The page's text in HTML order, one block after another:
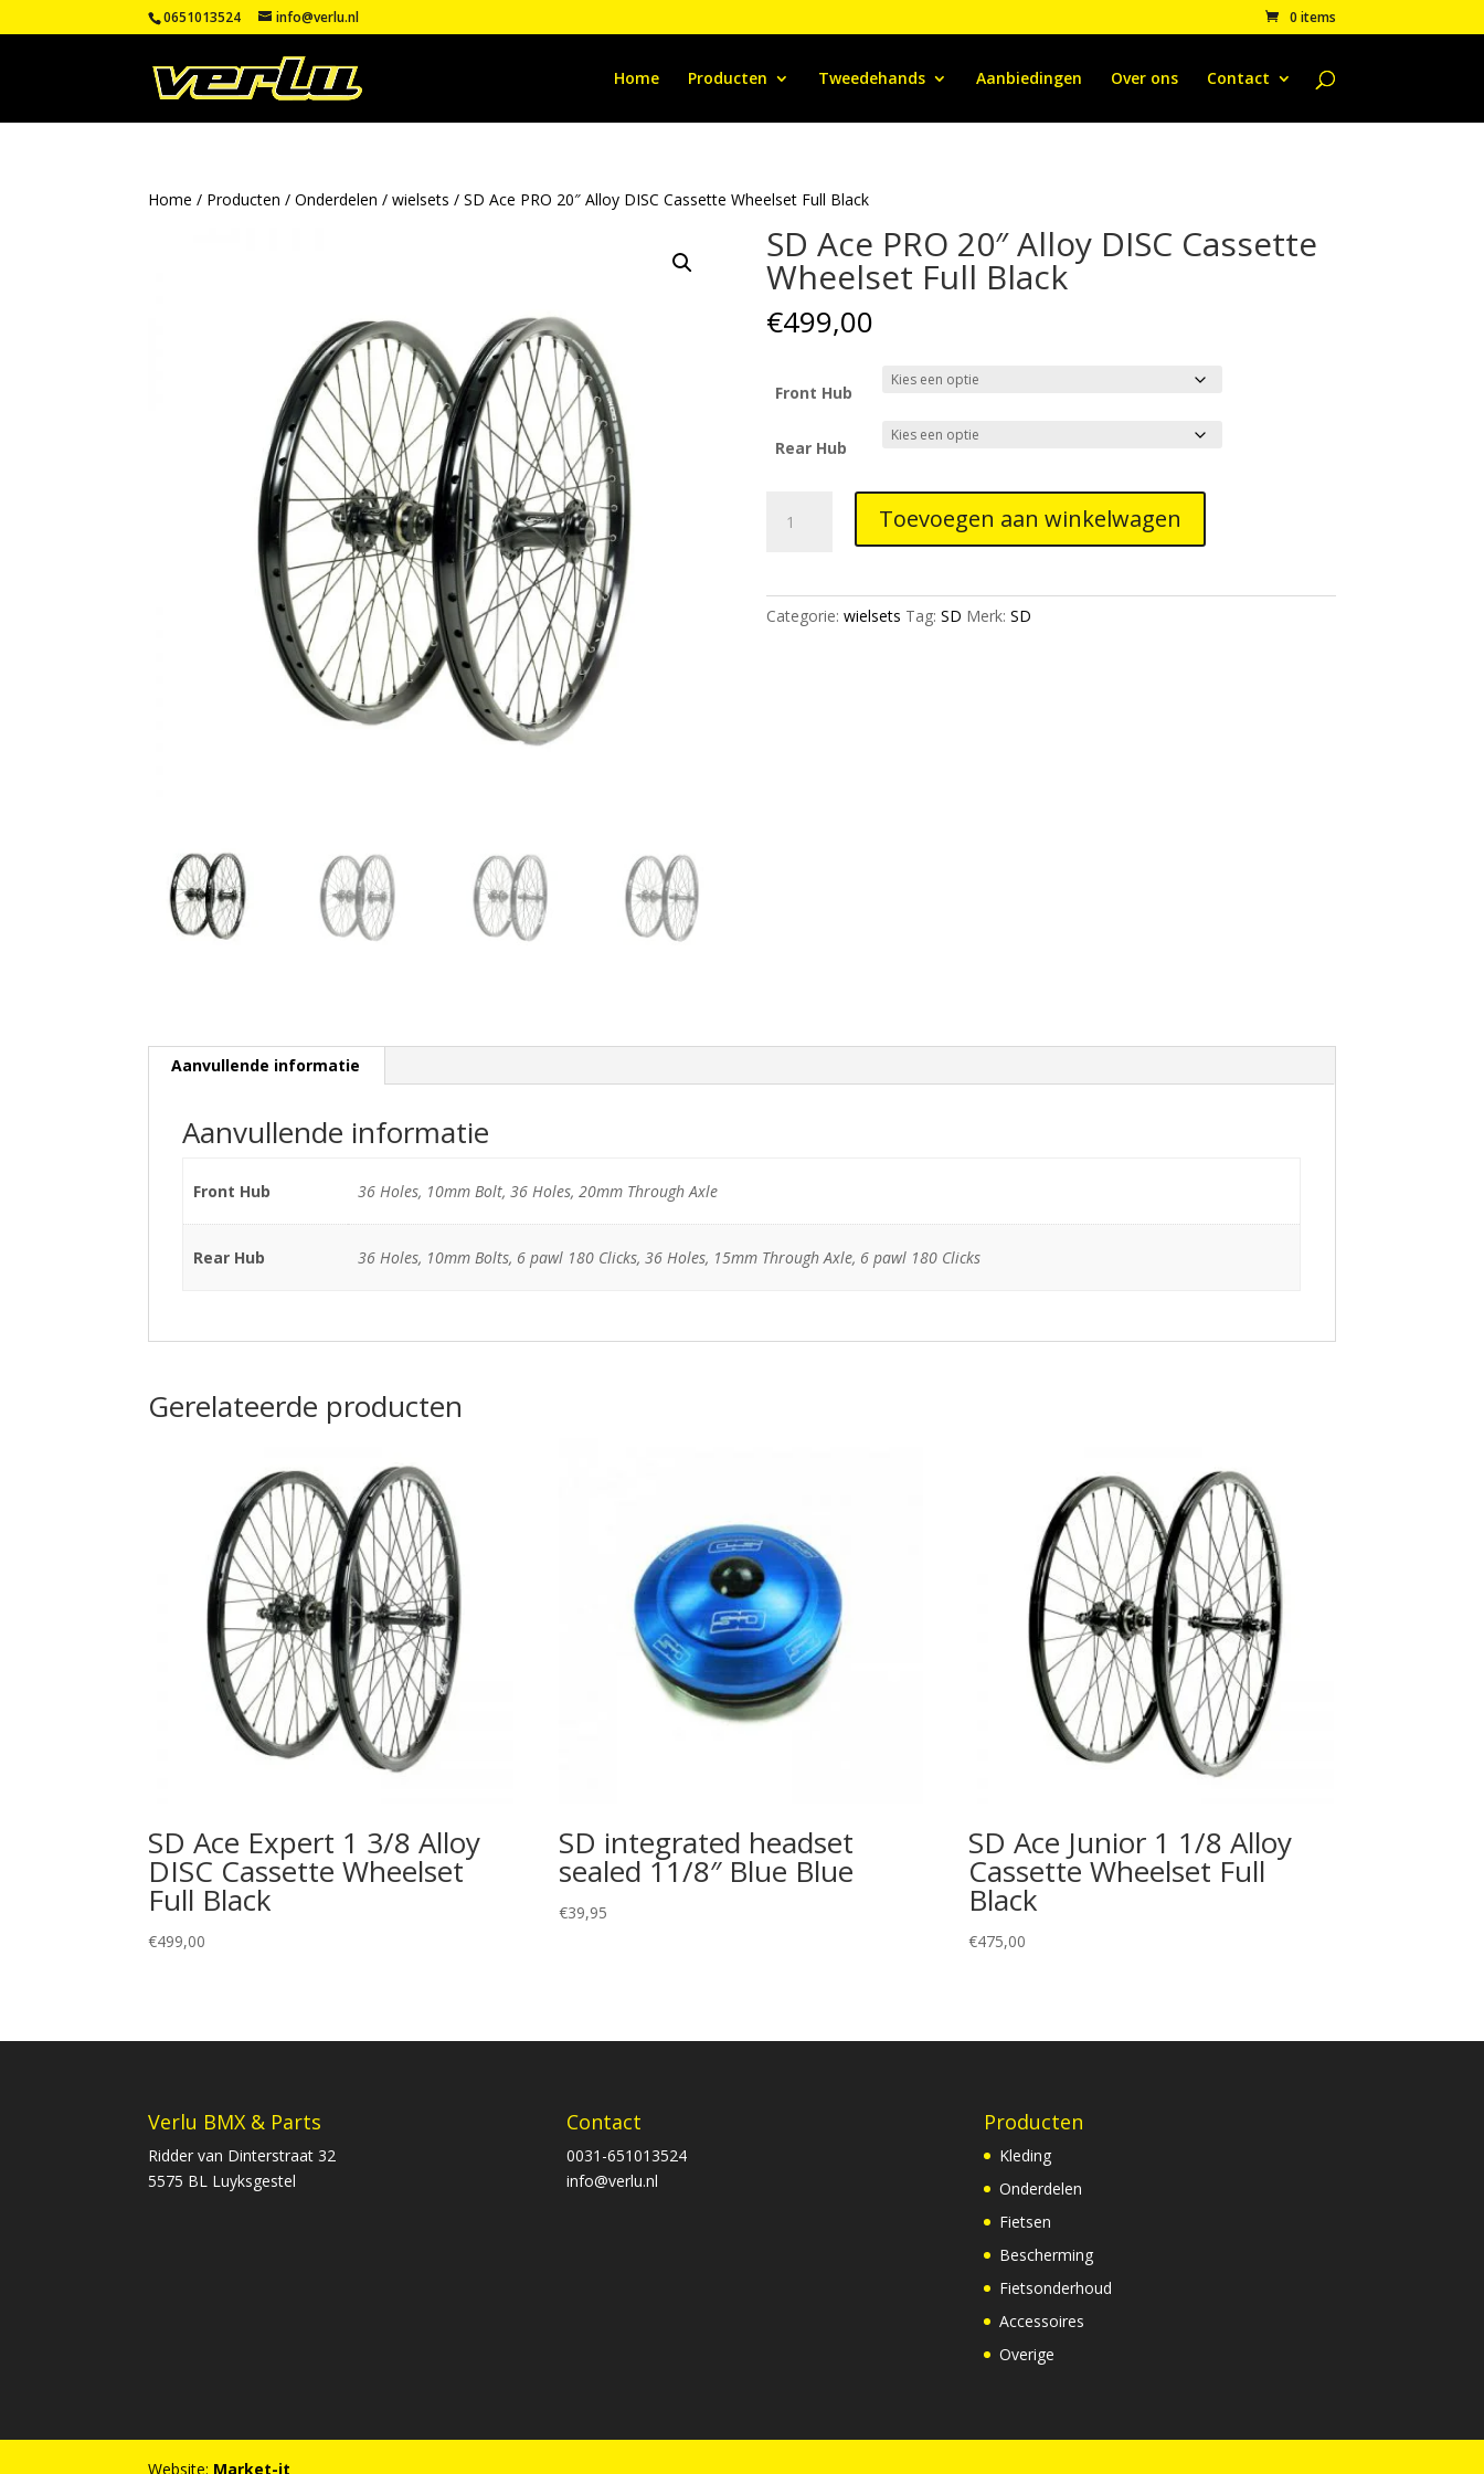
0651013524 info@verlu.nl 0 items
Home Producten Tweedehands Aanbiedingen Over ons Contact
Home / Producten /Onderdelen /wielsets / SD Ace PRO 20″ Alloy DISC Cassette Wheelset Full Black
SD Ace PRO 20″ Alloy DISC Cassette
Wheelset Full Black
€499,00
Front Hub
Rear Hub
Ace
Toevoegen aan winkelwagen
Categorie: wielsets Tag: SD Merk: SD
Aanvullende informatie
Aanvullende informatie
Front Hub 36 Holes, 10mm Bolt, 36 Holes, 20mm Through Axle
Rear Hub 36 Holes, 10mm Bolts, 6 pawl 180 Clicks, 36 Holes, 15mm Through Axle, 6 pawl 180 Clicks
Gerelateerde producten
SD Ace Expert 1 3/8 Alloy
DISC Cassette Wheelset
Full Black
€499,00
SD integrated headset
sealed 11/8″ Blue Blue
€39,95
SD Ace Junior 1 1/8 Alloy
Cassette Wheelset Full
Black
€475,00
Verlu BMX & Parts
Ridder van Dinterstraat 32
5575 BL Luyksgestel
Contact
0031-651013524
info@verlu.nl
Producten
Kleding
Onderdelen
Fietsen
Bescherming
Fietsonderhoud
Accessoires
Overige
Website: Market-it